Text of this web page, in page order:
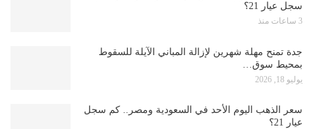
سجل عيار 21؟
3 ساعات منذ
جدة تمنح مهلة شهرين لإزالة المباني الآيلة للسقوط
بمحيط سوق…
يوليو 18, 2026
سعر الذهب اليوم الأحد في السعودية ومصر.. كم سجل
عيار 21؟